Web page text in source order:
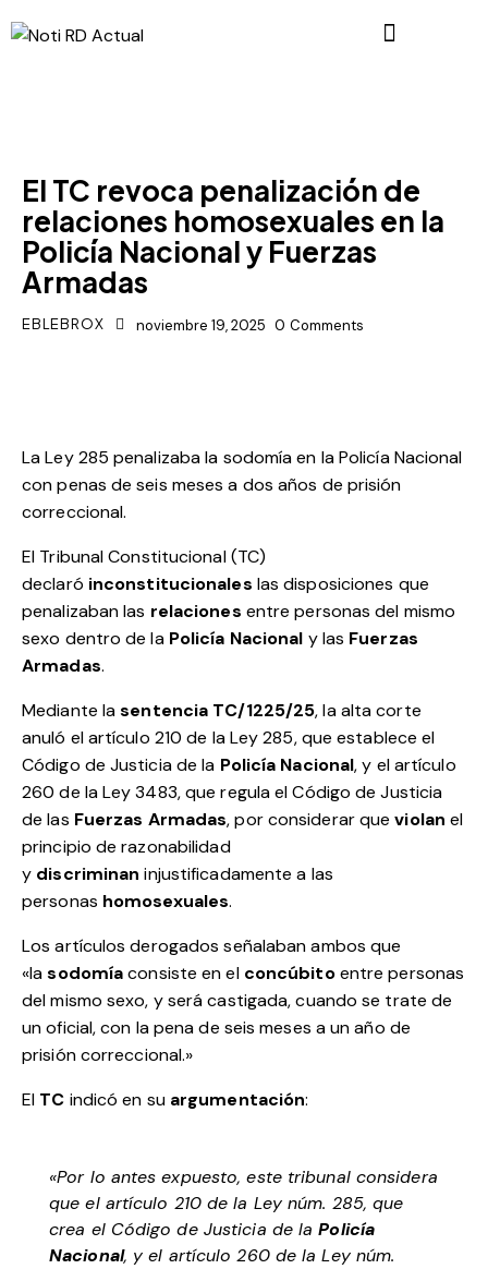
El TC revoca penalización de
relaciones homosexuales en la
Policía Nacional y Fuerzas
Armadas
EBLEBROX noviembre 19, 2025 0 Comments
La Ley 285 penalizaba la sodomía en la Policía Nacional
con penas de seis meses a dos años de prisión
correccional.
El Tribunal Constitucional (TC)
declaró inconstitucionales las disposiciones que
penalizaban las relaciones entre personas del mismo
sexo dentro de la Policía Nacional y las Fuerzas
Armadas.
Mediante lasentencia TC/1225/25, la alta corte
anuló el artículo 210 de la Ley 285, que establece el
Código de Justicia de la Policía Nacional, y el artículo
260 de la Ley 3483, que regula el Código de Justicia
de las Fuerzas Armadas, por considerar queviolan el
principio de razonabilidad
y discriminan injustificadamente a las
personas homosexuales.
Los artículos derogados señalaban ambos que
«lasodomíaconsiste en el concúbitoentre personas
del mismo sexo, y será castigada, cuando se trate de
un oficial, con la pena de seis meses a un año de
prisión correccional.»
El TC indicó en su argumentación:
«Por lo antes expuesto, este tribunal considera
que el artículo 210 de la Ley núm. 285, que
crea el Código de Justicia de laPolicía
Nacional, y el artículo 260 de la Ley núm.